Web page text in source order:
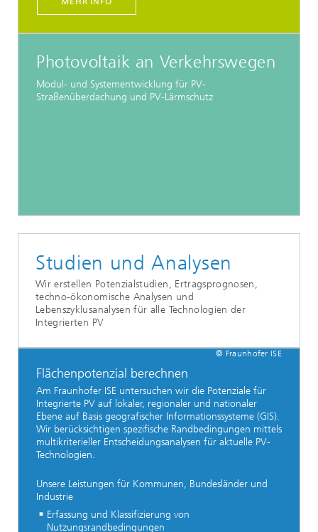
Photovoltaik an Verkehrswegen
Modul- und Systementwicklung für PV-
Straßenüberdachung und PV-Lärmschutz
Studien und Analysen
Wir erstellen Potenzialstudien, Ertragsprognosen,
techno-ökonomische Analysen und
Lebenszyklusanalysen für alle Technologien der
Integrierten PV
© Fraunhofer ISE
Flächenpotenzial berechnen
Am Fraunhofer ISE untersuchen wir die Potenziale für
Integrierte PV auf lokaler, regionaler und nationaler
Ebene auf Basis geografischer Informationssysteme (GIS).
Wir berücksichtigen spezifische Randbedingungen mittels
multikriterieller Entscheidungsanalysen für aktuelle PV-
Technologien.
Unsere Leistungen für Kommunen, Bundesländer und
Industrie
Erfassung und Klassifizierung von
Nutzungsrandbedingungen